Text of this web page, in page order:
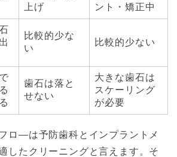
上げ
ント・矯正中
比較的少な
い
比較的少ない
歯石は落と
せない
大きな歯石は
スケーリング
が必要
ロ―は予防歯科とインプラントメ
したクリーニングと言えます。そ